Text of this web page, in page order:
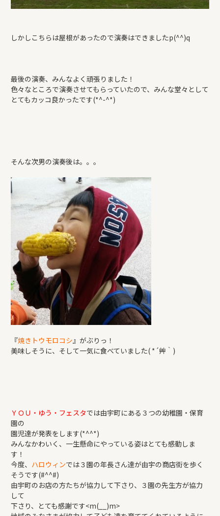
しかしこちらは屋根があったので演奏はできましたp(^^)q
最後の演奏、みんなよく頑張りました！
色々なところで演奏させてもらっていたので、みんな堂々として
とてもカッコ良かったです(*^-^*)
そんな次男の演奏後は。。。
『焼きトウモロコシ』がぶりっ！
美味しそうに、そして一気に食べていました( *´艸｀)
ＹＯＵ・ゆう・フェスタでは由宇町にある３つの幼稚園・保育
園の
園児達が発表をします(*^^*)
みんなかわいく、一生懸命にやっている姿はとても感動しま
す！
今度、 ハロウィンでは３園の年長さん達が由宇の商店街を歩く
そうです(#^^#)
由宇町のお店の方たちが協力して下さり、３園の先生方が協力
して
下さり、とても感謝です<m(__)m>